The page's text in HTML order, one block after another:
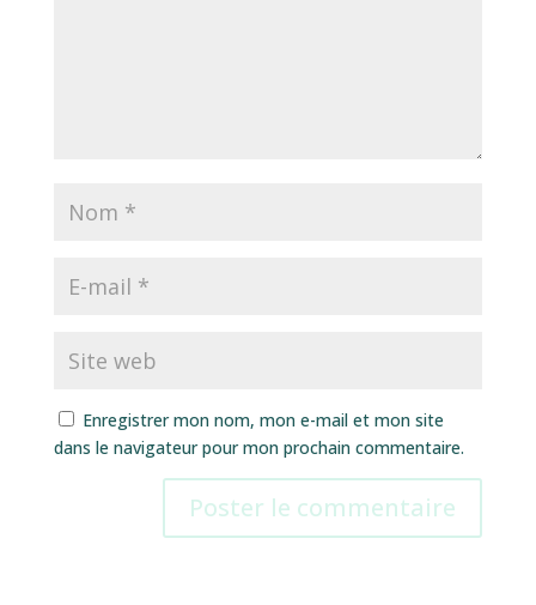
Enregistrer mon nom, mon e-mail et mon site
dans le navigateur pour mon prochain commentaire.